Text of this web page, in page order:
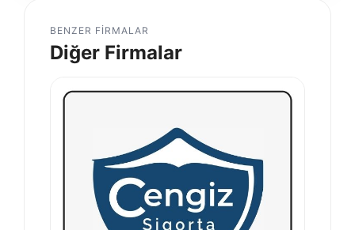
BENZER FIRMALAR
Diğer Firmalar